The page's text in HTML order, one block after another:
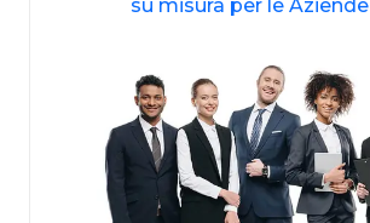
su misura per le Aziende